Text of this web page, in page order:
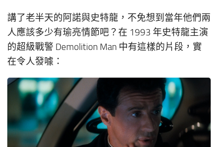
講了老半天的阿諾與史特龍，不免想到當年他們兩
人應該多少有瑜亮情節吧？在 1993 年史特龍主演
的超級戰警 Demolition Man 中有這樣的片段，實
在令人發噱：